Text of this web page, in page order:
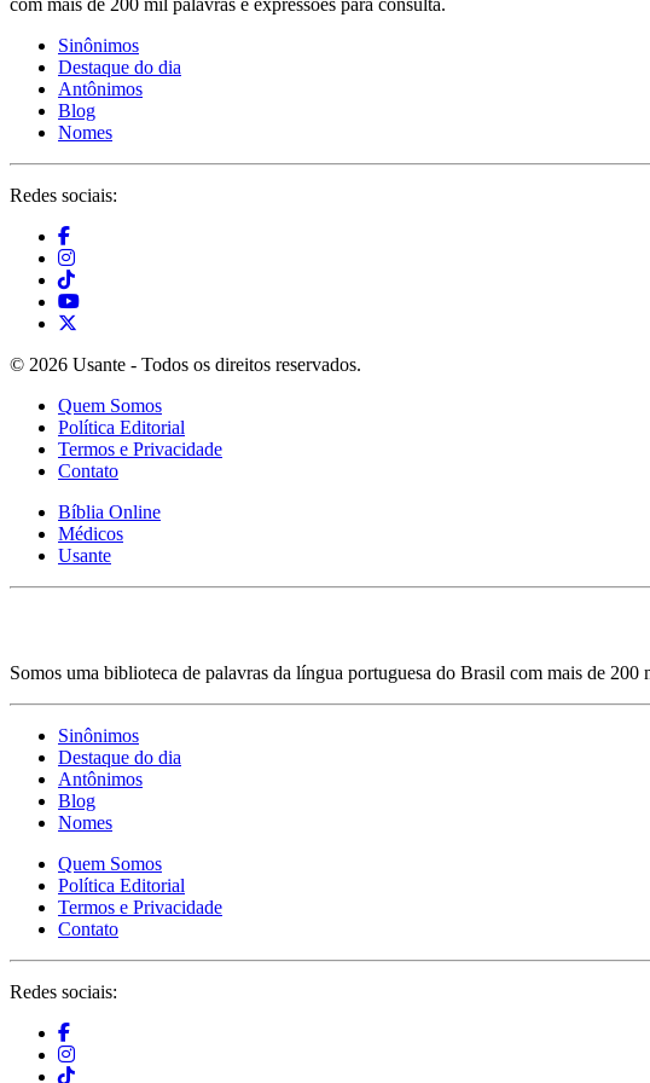
Sinônimos
Destaque do dia
Antônimos
Blog
Nomes
Redes sociais:
© 2026 Usante - Todos os direitos reservados.
Quem Somos
Política Editorial
Termos e Privacidade
Contato
Bíblia Online
Médicos
Usante
Somos uma biblioteca de palavras da língua portuguesa do Brasil com mais de 200
Sinônimos
Destaque do dia
Antônimos
Blog
Nomes
Quem Somos
Política Editorial
Termos e Privacidade
Contato
Redes sociais: